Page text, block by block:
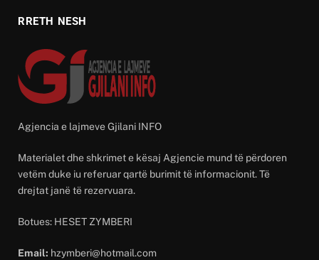
RRETH NESH
Agjencia e lajmeve Gjilani INFO
Materialet dhe shkrimet e kësaj Agjencie mund të përdoren
vetëm duke iu referuar qartë burimit të informacionit. Të
drejtat janë të rezervuara.
Botues: HESET ZYMBERI
Email: hzymberi@hotmail.com